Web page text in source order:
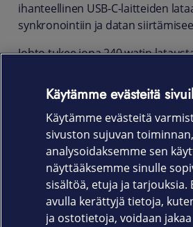
ihanteellinen USB-C-laitteiden
synkronointiin ja datan
Johto tukee jopa 240 watin
yhteensopivaan USB-C-
ladata laitteita kätevästi
pikalataus­ominaisuuksia.
Tuotekoodi
MYQT3ZM/A
Käytämme evästeitä
Käytämme evästeitä
sivuston sujuvan toiminnan,
analysoidaksemme sen
näyttääksemme sinulle
sisältöä, etuja ja tarjouksia.
avulla kerättyjä tietoja,
ja ostotietoja, voidaan jakaa